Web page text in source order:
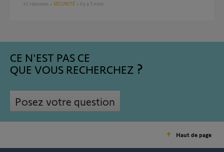
41 réponses SÉCURITÉ il y a 5 mois
CE N'EST PAS CE
QUE VOUS RECHERCHEZ
Posez votre question
Haut de page